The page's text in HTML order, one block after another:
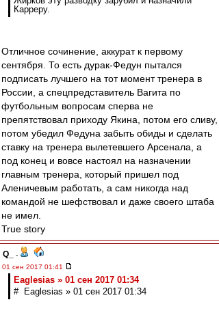
Карреру.
Отличное сочинение, аккурат к первому
сентября. То есть дурак-Федун пытался
подписать лучшего на тот момент тренера в
России, а спецпредставитель Вагита по
футбольным вопросам сперва не
препятствовал приходу Якина, потом его сливу,
потом убедил Федуна забыть обиды и сделать
ставку на тренера вылетевшего Арсенала, а
под конец и вовсе настоял на назначении
главным тренера, который пришел под
Аленичевым работать, а сам никогда над
командой не шефствовал и даже своего штаба
не имел.
True story
Q_
-
01 сен 2017 01:41
Eaglesias » 01 сен 2017 01:34
# Eaglesias » 01 сен 2017 01:34